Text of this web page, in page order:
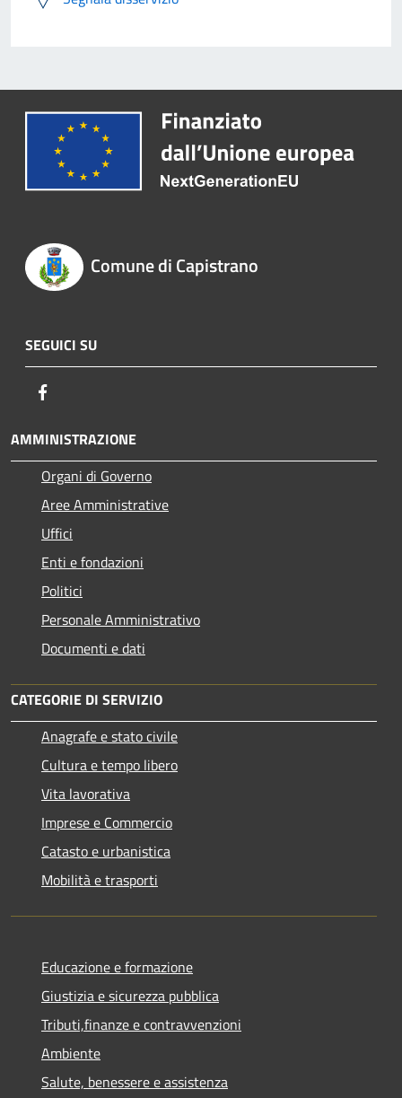
Comune di Capistrano
SEGUICI SU
AMMINISTRAZIONE
Organi di Governo
Aree Amministrative
Uffici
Enti e fondazioni
Politici
Personale Amministrativo
Documenti e dati
CATEGORIE DI SERVIZIO
Anagrafe e stato civile
Cultura e tempo libero
Vita lavorativa
Imprese e Commercio
Catasto e urbanistica
Mobilità e trasporti
Educazione e formazione
Giustizia e sicurezza pubblica
Tributi,finanze e contravvenzioni
Ambiente
Salute, benessere e assistenza